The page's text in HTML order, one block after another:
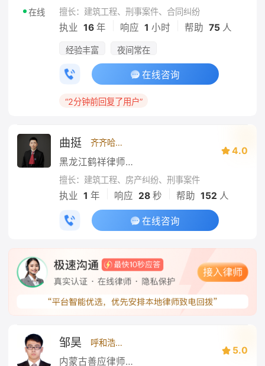
在线 擅长：建筑工程、刑事案件、合同纠纷
执业 16 年 响应 1 小时 帮助 75人
经验丰富 夜间常在
在线咨询
“2分钟前回复了用户”
曲挺 齐齐哈尔
黑龙江鹤祥律师事务所
4.0
擅长：建筑工程、房产纠纷、刑事案件
执业 1 年 响应 28秒 帮助 152 人
在线咨询
邹昊 呼和浩特
内蒙古善应律师事务所
5.0